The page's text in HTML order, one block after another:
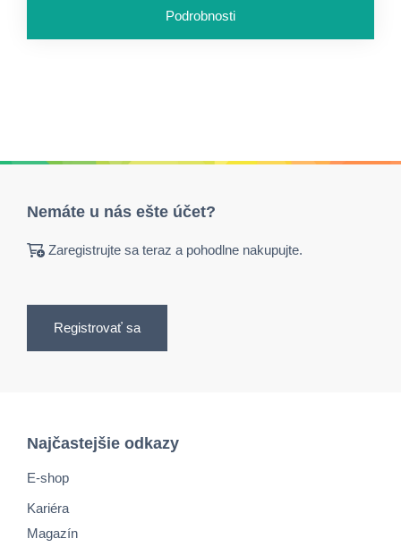
Podrobnosti
Nemáte u nás ešte účet?
Zaregistrujte sa teraz a pohodlne nakupujte.
Registrovať sa
Najčastejšie odkazy
E-shop
Kariéra
Magazín